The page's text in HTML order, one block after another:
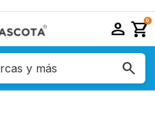
person shopping_cart
0